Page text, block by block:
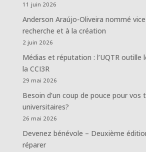
11 juin 2026
Anderson Araújo-Oliveira nommé
recherche et à la création
2 juin 2026
Médias et réputation : l’UQTR outille
la CCI3R
29 mai 2026
Besoin d’un coup de pouce pour vos
universitaires?
26 mai 2026
Devenez bénévole – Deuxième
réparer